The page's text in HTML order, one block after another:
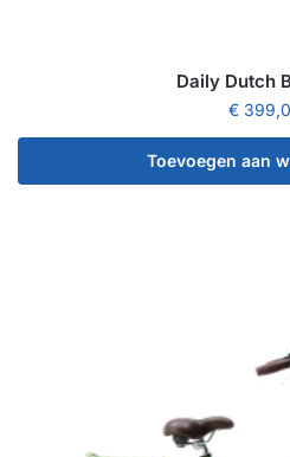
Daily Dutch
€
Toevoegen aan